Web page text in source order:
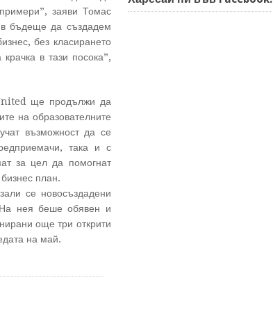
заяви Томас
бъдеще да създадем
без класирането
в тази посока”,
ще продължи да
на образователните
възможност да се
така и с
за цел да помогнат
план.
се новосъздадени
нея беше обявен и
още три открити
на май.